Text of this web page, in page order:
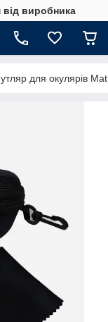
від виробника
для окулярів